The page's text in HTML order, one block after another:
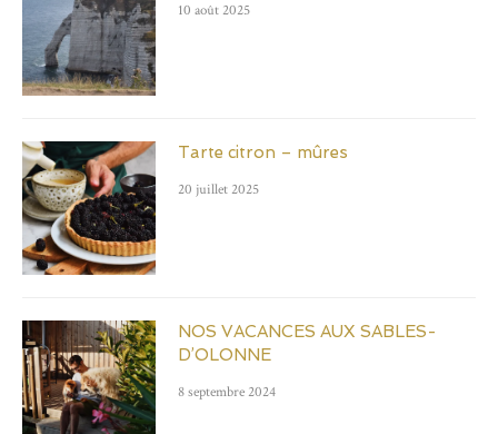
10 août 2025
Tarte citron – mûres
20 juillet 2025
NOS VACANCES AUX SABLES-
D’OLONNE
8 septembre 2024